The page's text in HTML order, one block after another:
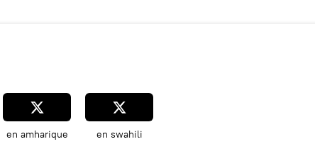
en amharique en swahili